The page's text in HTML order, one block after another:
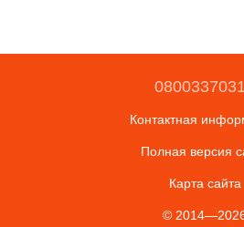
0800337031
Контактная
Полная версия
Карта сайта
©